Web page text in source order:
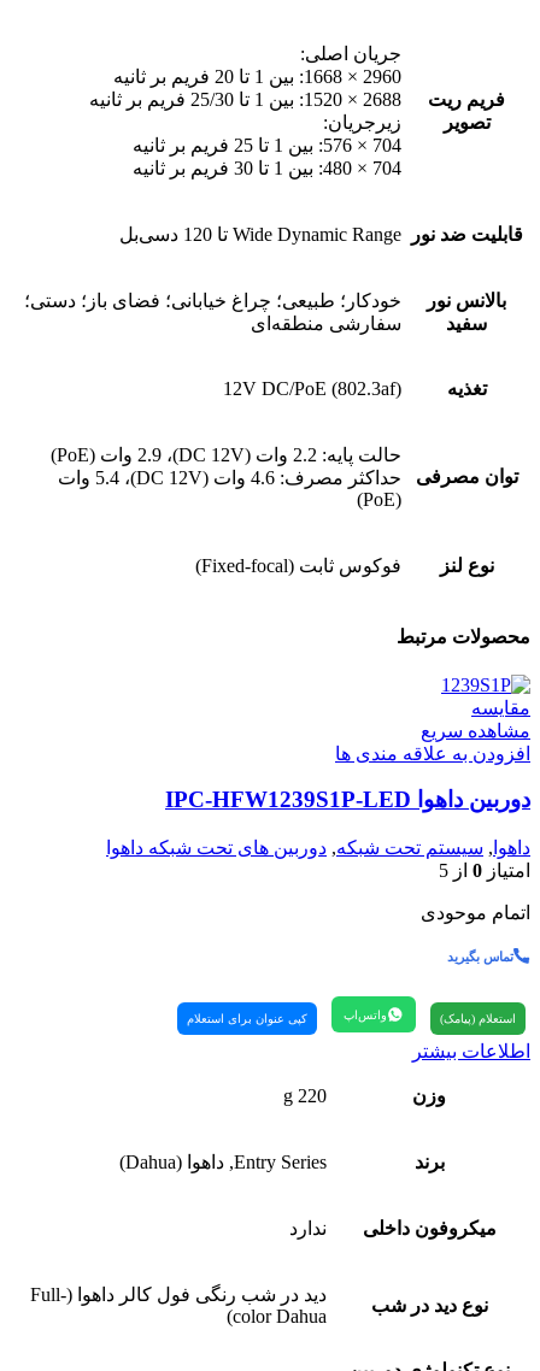
فریم ریت
تصویر
جریان اصلی:
2960 × 1668: بین 1 تا 20 فریم بر ثانیه
2688 × 1520: بین 1 تا 25/30 فریم بر ثانیه
زیرجریان:
704 × 576: بین 1 تا 25 فریم بر ثانیه
704 × 480: بین 1 تا 30 فریم بر ثانیه
قابلیت ضد نور Wide Dynamic Range تا 120 دسی‌بل
بالانس نور
سفید
خودکار؛ طبیعی؛ چراغ خیابانی؛ فضای باز؛ دستی؛
سفارشی منطقه‌ای
تغذیه 12V DC/PoE (802.3af)
توان مصرفی
حالت پایه: 2.2 وات (DC 12V)، 2.9 وات (PoE)
حداکثر مصرف: 4.6 وات (DC 12V)، 5.4 وات
(PoE)
نوع لنز فوکوس ثابت (Fixed-focal)
محصولات مرتبط
مقایسه
مشاهده سریع
افزودن به علاقه مندی ها
دوربین داهوا IPC-HFW1239S1P-LED
داهوا , سیستم تحت شبکه, دوربین های تحت شبکه داهوا
امتیاز 0 از 5
اتمام موحودی
تماس بگیرید
استعلام (پیامک) واتس‌اپ کپی عنوان برای استعلام
اطلاعات بیشتر
وزن 220 g
برند Entry Series, داهوا (Dahua)
میکروفون داخلی ندارد
نوع دید در شب
دید در شب رنگی فول کالر داهوا (Full-
color Dahua)